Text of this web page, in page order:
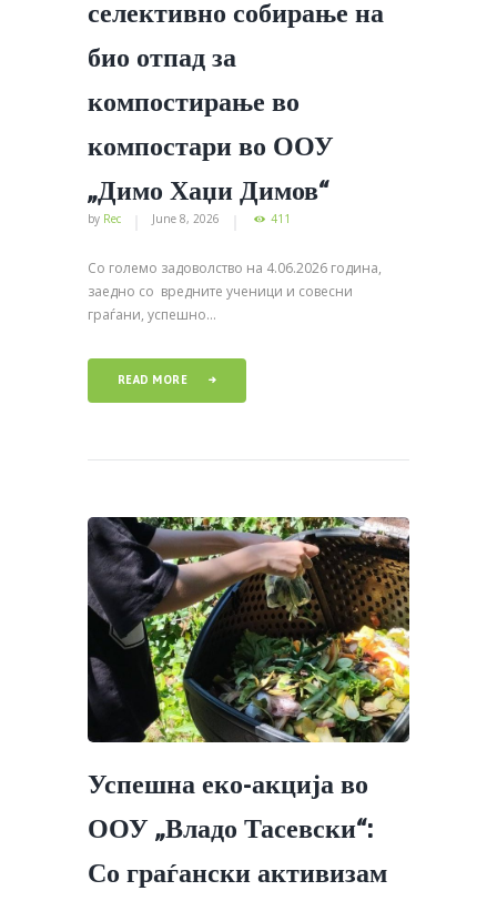
селективно собирање на
био отпад за
компостирање во
компостари во ООУ
„Димо Хаџи Димов“
by Rec June 8, 2026 411
Со големо задоволство на 4.06.2026 година,
заедно со вредните ученици и совесни
граѓани, успешно...
READ MORE
Успешна еко-акција во
ООУ „Владо Тасевски“:
Со граѓански активизам